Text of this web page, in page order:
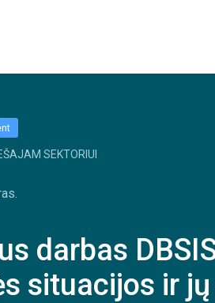
SEKTORIUI
darbas
situacijos ir